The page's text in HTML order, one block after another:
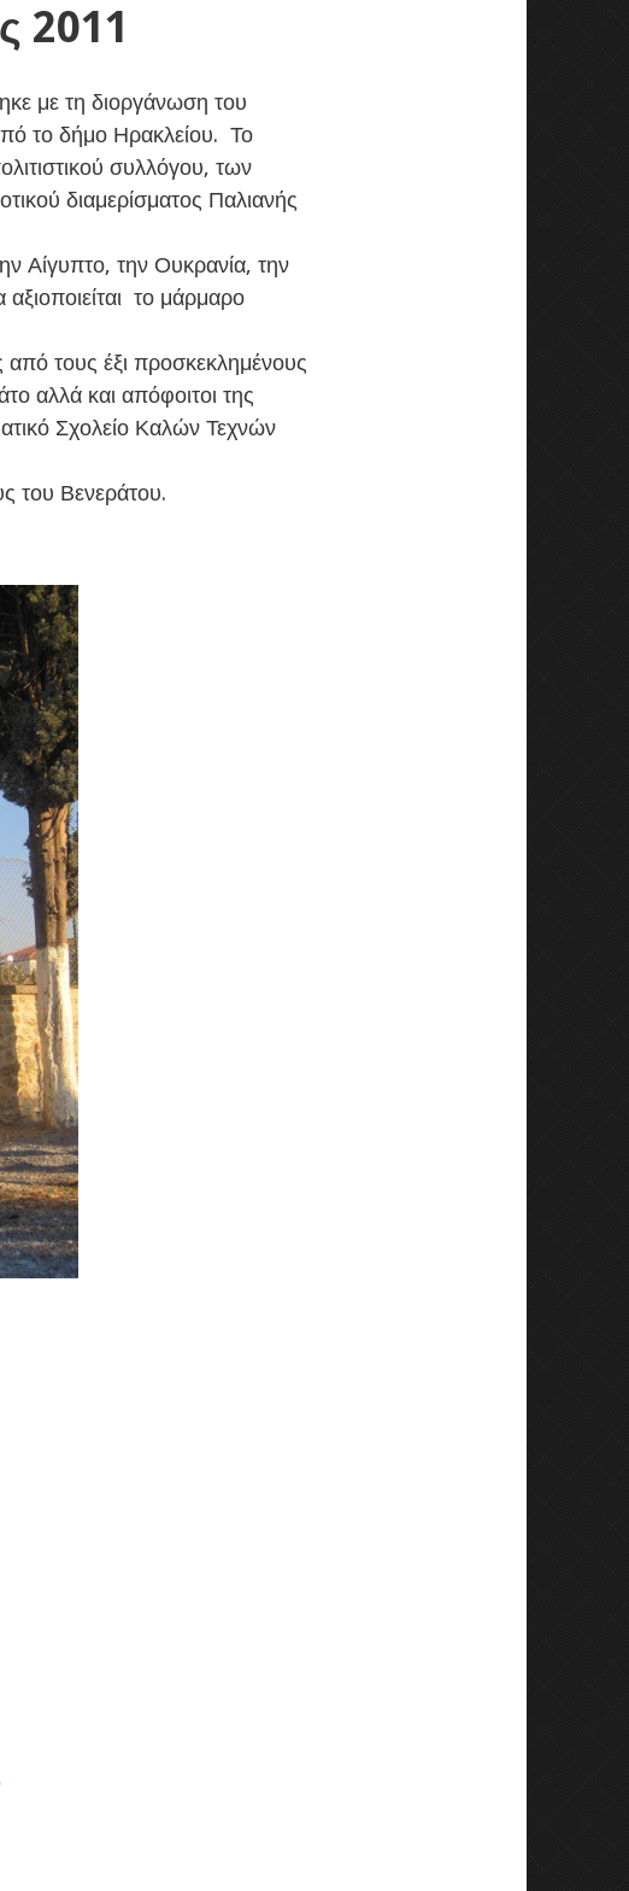
2011
με τη διοργάνωση του
το δήμο Ηρακλείου. Το
συλλόγου, των
διαμερίσματος Παλιανής
Αίγυπτο, την Ουκρανία, την
το μάρμαρο
από τους έξι προσκεκλημένους
αλλά και απόφοιτοι της
Σχολείο Καλών Τεχνών
του Βενεράτου.